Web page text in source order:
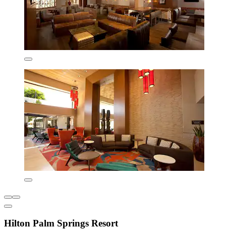
Hilton Palm Springs Resort